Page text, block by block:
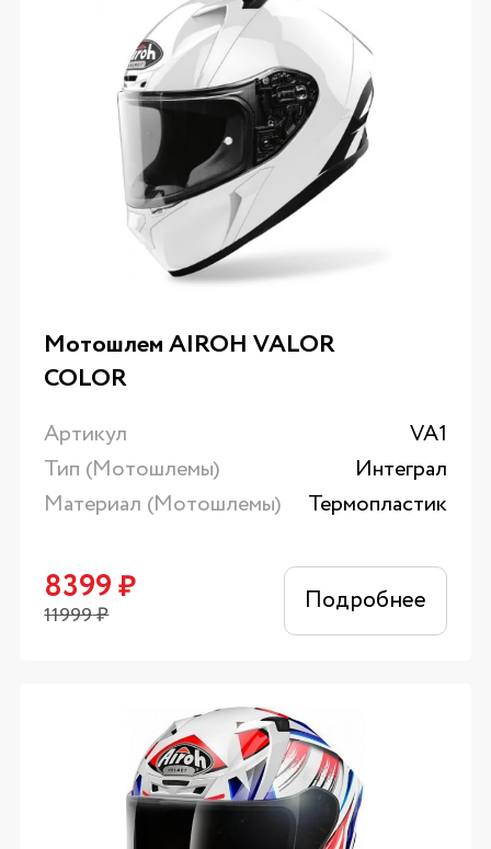
Мотошлем AIROH VALOR
COLOR
Артикул
VA1
Тип (Мотошлемы)
Интеграл
Материал (Мотошлемы)
Термопластик
8399₽
11999₽ Подробнее